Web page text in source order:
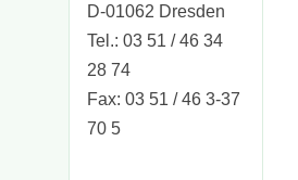
D-01062 Dresden
Tel.: 03 51 / 46 34
28 74
Fax: 03 51 / 46 3-37
70 5